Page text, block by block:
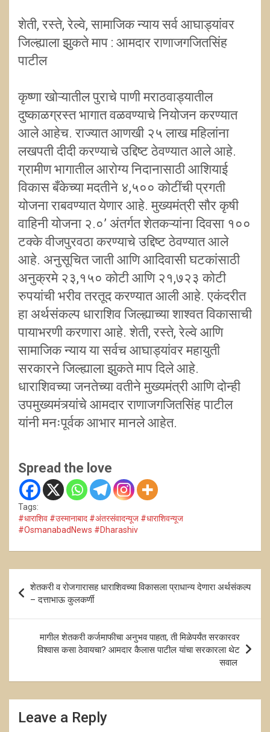
शेती, रस्ते, रेल्वे, सामाजिक न्याय सर्व आघाड्यांवर
जिल्ह्याला झुकते माप : आमदार राणाजगजितसिंह
पाटील
कृष्णा खोऱ्यातील पुराचे पाणी मराठवाड्यातील
दुष्काळग्रस्त भागात वळवण्याचे नियोजन करण्यात
आले आहेच. राज्यात आणखी २५ लाख महिलांना
लखपती दीदी करण्याचे उद्दिष्ट ठेवण्यात आले आहे.
ग्रामीण भागातील आरोग्य निदानासाठी आशियाई
विकास बँकेच्या मदतीने ४,५०० कोटींची प्रगती
योजना राबवण्यात येणार आहे. मुख्यमंत्री सौर कृषी
वाहिनी योजना २.०’ अंतर्गत शेतकऱ्यांना दिवसा १००
टक्के वीजपुरवठा करण्याचे उद्दिष्ट ठेवण्यात आले
आहे. अनुसूचित जाती आणि आदिवासी घटकांसाठी
अनुक्रमे २३,१५० कोटी आणि २१,७२३ कोटी
रुपयांची भरीव तरतूद करण्यात आली आहे. एकंदरीत
हा अर्थसंकल्प धाराशिव जिल्ह्याच्या शाश्वत विकासाची
पायाभरणी करणारा आहे. शेती, रस्ते, रेल्वे आणि
सामाजिक न्याय या सर्वच आघाड्यांवर महायुती
सरकारने जिल्ह्याला झुकते माप दिले आहे.
धाराशिवच्या जनतेच्या वतीने मुख्यमंत्री आणि दोन्ही
उपमुख्यमंत्र्यांचे आमदार राणाजगजितसिंह पाटील
यांनी मनःपूर्वक आभार मानले आहेत.
Spread the love
Tags:
#धाराशिव #उस्मानाबाद #अंतरसंवादन्यूज #धाराशिवन्यूज
#OsmanabadNews #Dharashiv
Post
navigation
शेतकरी व रोजगारासह धाराशिवच्या विकासला प्राधान्य देणारा अर्थसंकल्प
– दत्ताभाऊ कुलकर्णी
मागील शेतकरी कर्जमाफीचा अनुभव पाहता, ती मिळेपर्यंत सरकारवर
विश्वास कसा ठेवायचा? आमदार कैलास पाटील यांचा सरकारला थेट
सवाल
Leave a Reply